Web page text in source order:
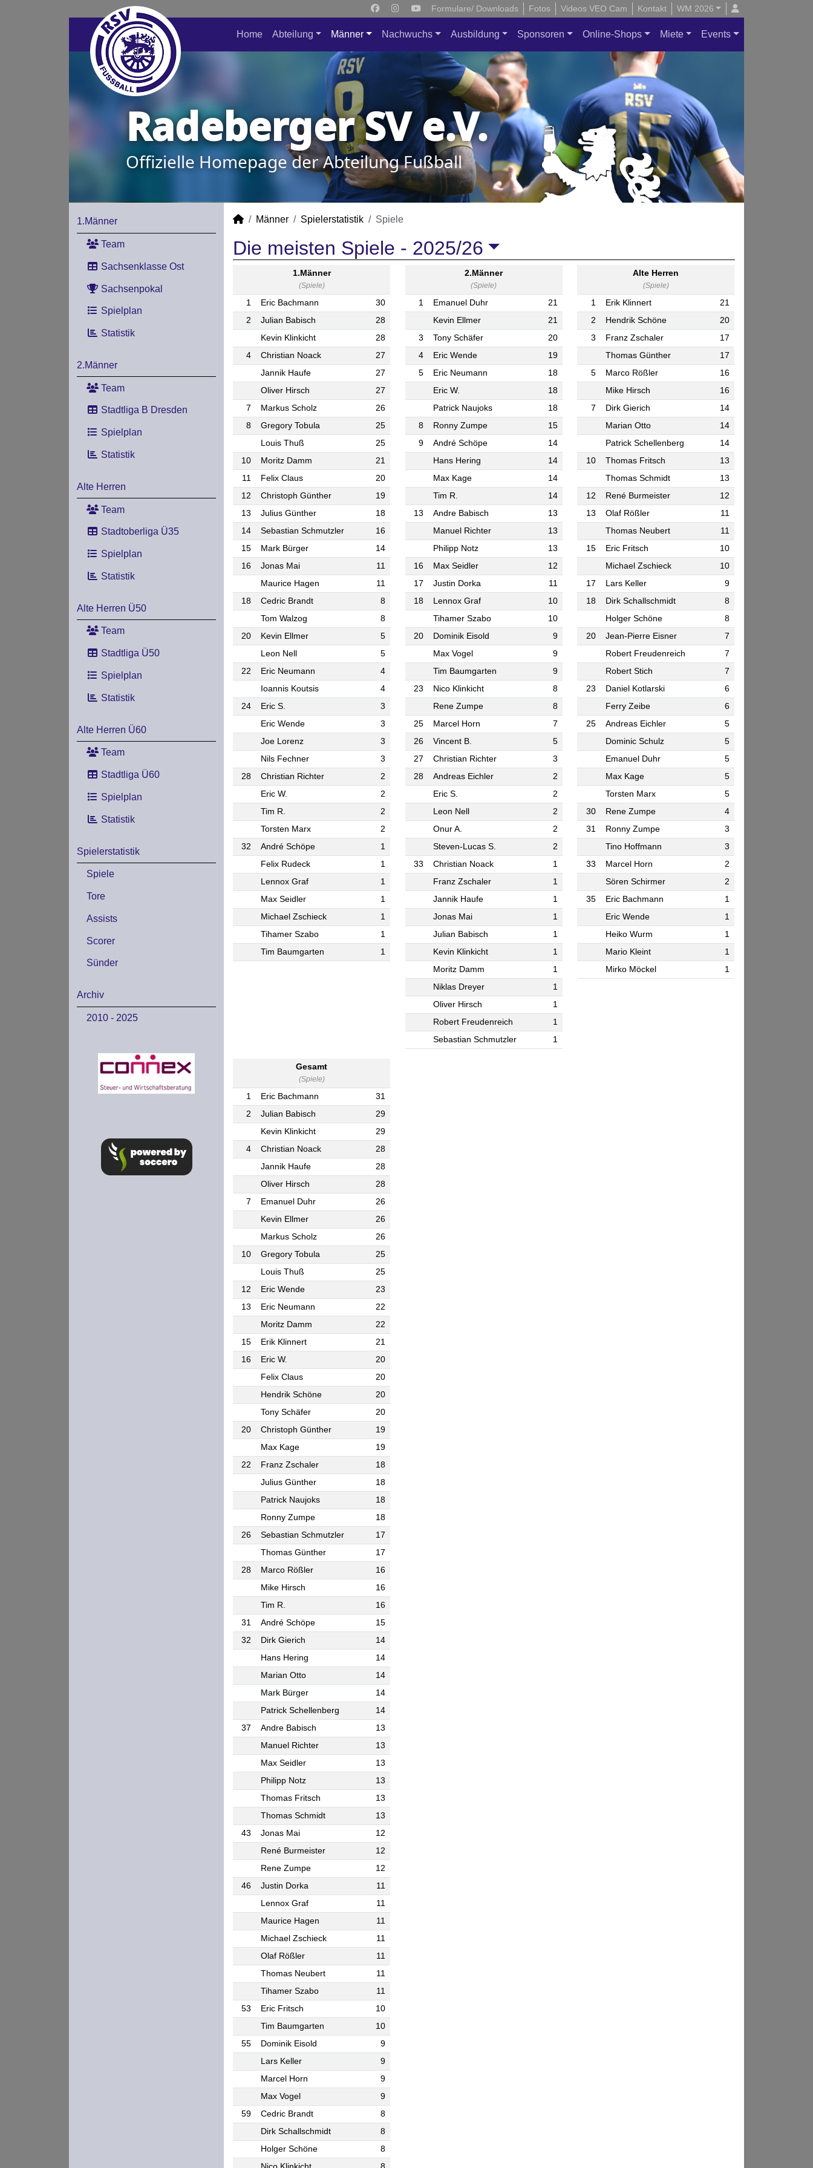
Formulare/ Downloads Fotos Videos VEO Cam Kontakt WM 2026
Home Abteilung Männer Nachwuchs Ausbildung Sponsoren Online-Shops Miete Events
Radeberger SV e.V.
Offizielle Homepage der Abteilung Fußball
1.Männer
Team
Sachsenklasse Ost
Sachsenpokal
Spielplan
Statistik
2.Männer
Team
Stadtliga B Dresden
Spielplan
Statistik
Alte Herren
Team
Stadtoberliga Ü35
Spielplan
Statistik
Alte Herren Ü50
Team
Stadtliga Ü50
Spielplan
Statistik
Alte Herren Ü60
Team
Stadtliga Ü60
Spielplan
Statistik
Spielerstatistik
Spiele
Tore
Assists
Scorer
Sünder
Archiv
2010 - 2025
Männer Spielerstatistik Spiele
Die meisten Spiele - 2025/26
1.Männer
(Spiele)
1 Eric Bachmann
30
2
Julian Babisch
28
Kevin Klinkicht
28
4
Christian Noack
27
Jannik Haufe
27
Oliver Hirsch
27
7
Markus Scholz
26
8
Gregory Tobula
25
Louis Thuß
25
10
Moritz Damm
21
11
Felix Claus
20
12
Christoph Günther
19
13
Julius Günther
18
14
Sebastian Schmutzler
16
15
Mark Bürger
14
16
Jonas Mai
11
Maurice Hagen
11
18
Cedric Brandt
8
Tom Walzog
8
20
Kevin Ellmer
5
Leon Nell
5
22
Eric Neumann
4
Ioannis Koutsis
4
24
Eric S.
3
Eric Wende
3
Joe Lorenz
3
Nils Fechner
3
28
Christian Richter
2
Eric W.
2
Tim R.
2
Torsten Marx
2
32
André Schöpe
1
Felix Rudeck
1
Lennox Graf
1
Max Seidler
1
Michael Zschieck
1
Tihamer Szabo
1
Tim Baumgarten
1
2.Männer
(Spiele)
1 Emanuel Duhr
21
Kevin Ellmer
21
3
Tony Schäfer
20
4
Eric Wende
19
5
Eric Neumann
18
Eric W.
18
Patrick Naujoks
18
8
Ronny Zumpe
15
9
André Schöpe
14
Hans Hering
14
Max Kage
14
Tim R.
14
13
Andre Babisch
13
Manuel Richter
13
Philipp Notz
13
16
Max Seidler
12
17
Justin Dorka
11
18
Lennox Graf
10
Tihamer Szabo
10
20
Dominik Eisold
9
Max Vogel
9
Tim Baumgarten
9
23
Nico Klinkicht
8
Rene Zumpe
8
25
Marcel Horn
7
26
Vincent B.
5
27
Christian Richter
3
28
Andreas Eichler
2
Eric S.
2
Leon Nell
2
Onur A.
2
Steven-Lucas S.
2
33
Christian Noack
1
Franz Zschaler
1
Jannik Haufe
1
Jonas Mai
1
Julian Babisch
1
Kevin Klinkicht
1
Moritz Damm
1
Niklas Dreyer
1
Oliver Hirsch
1
Robert Freudenreich
1
Sebastian Schmutzler
1
Alte Herren
(Spiele)
1 Erik Klinnert
21
2
Hendrik Schöne
20
3
Franz Zschaler
17
Thomas Günther
17
5
Marco Rößler
16
Mike Hirsch
16
7
Dirk Gierich
14
Marian Otto
14
Patrick Schellenberg
14
10
Thomas Fritsch
13
Thomas Schmidt
13
12
René Burmeister
12
13
Olaf Rößler
11
Thomas Neubert
11
15
Eric Fritsch
10
Michael Zschieck
10
17
Lars Keller
9
18
Dirk Schallschmidt
8
Holger Schöne
8
20
Jean-Pierre Eisner
7
Robert Freudenreich
7
Robert Stich
7
23
Daniel Kotlarski
6
Ferry Zeibe
6
25
Andreas Eichler
5
Dominic Schulz
5
Emanuel Duhr
5
Max Kage
5
Torsten Marx
5
30
Rene Zumpe
4
31
Ronny Zumpe
3
Tino Hoffmann
3
33
Marcel Horn
2
Sören Schirmer
2
35
Eric Bachmann
1
Eric Wende
1
Heiko Wurm
1
Mario Kleint
1
Mirko Möckel
1
Gesamt
(Spiele)
1 Eric Bachmann
31
2
Julian Babisch
29
Kevin Klinkicht
29
4
Christian Noack
28
Jannik Haufe
28
Oliver Hirsch
28
7
Emanuel Duhr
26
Kevin Ellmer
26
Markus Scholz
26
10
Gregory Tobula
25
Louis Thuß
25
12
Eric Wende
23
13
Eric Neumann
22
Moritz Damm
22
15
Erik Klinnert
21
16
Eric W.
20
Felix Claus
20
Hendrik Schöne
20
Tony Schäfer
20
20
Christoph Günther
19
Max Kage
19
22
Franz Zschaler
18
Julius Günther
18
Patrick Naujoks
18
Ronny Zumpe
18
26
Sebastian Schmutzler
17
Thomas Günther
17
28
Marco Rößler
16
Mike Hirsch
16
Tim R.
16
31
André Schöpe
15
32
Dirk Gierich
14
Hans Hering
14
Marian Otto
14
Mark Bürger
14
Patrick Schellenberg
14
37
Andre Babisch
13
Manuel Richter
13
Max Seidler
13
Philipp Notz
13
Thomas Fritsch
13
Thomas Schmidt
13
43
Jonas Mai
12
René Burmeister
12
Rene Zumpe
12
46
Justin Dorka
11
Lennox Graf
11
Maurice Hagen
11
Michael Zschieck
11
Olaf Rößler
11
Thomas Neubert
11
Tihamer Szabo
11
53
Eric Fritsch
10
Tim Baumgarten
10
55
Dominik Eisold
9
Lars Keller
9
Marcel Horn
9
Max Vogel
9
59
Cedric Brandt
8
Dirk Schallschmidt
8
Holger Schöne
8